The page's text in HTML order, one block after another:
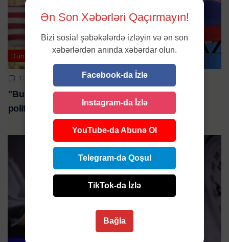
Dünya
13 NOY 2024 | 21:45
"Bu halda Qərb Ermənistanı itirəcək" - Gürcü
politoloq
Ən Son Xəbərləri Qaçırmayın!
Bizi sosial şəbəkələrdə izləyin və ən son
xəbərlərdən anında xəbərdar olun.
Facebook-da İzlə
Instagram-da İzlə
YouTube-da Abunə Ol
Telegram-da Qoşul
TikTok-da İzlə
Bağla